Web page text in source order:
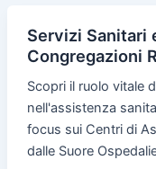
Servizi Sanitari
Congregazioni
Scopri il ruolo vitale
nell'assistenza
focus sui Centri di
dalle Suore